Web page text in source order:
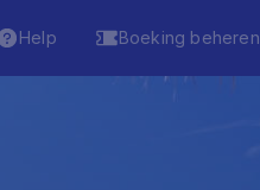
Help Boeking beheren